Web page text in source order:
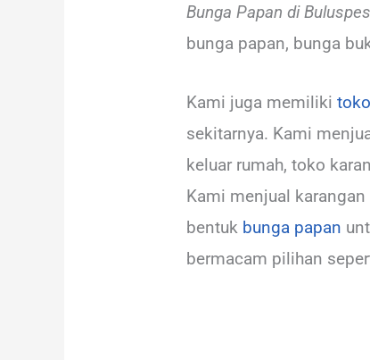
Bunga Papan di
bunga papan, bunga
Kami juga memiliki
sekitarnya. Kami
keluar rumah, toko
Kami menjual
bentukbunga papan
bermacam pilihan